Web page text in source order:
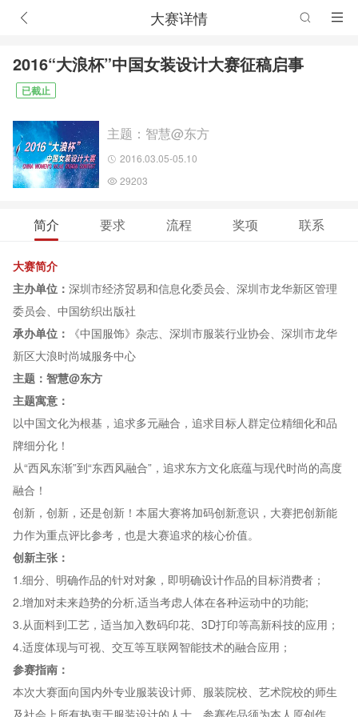
大赛详情
2016“大浪杯”中国女装设计大赛征稿启事
已截止
主题：智慧@东方
2016.03.05-05.10
29203
简介 要求 流程 奖项 联系
大赛简介
主办单位： 深圳市经济贸易和信息化委员会、深圳市龙华新区管理
委员会、中国纺织出版社
承办单位：
《中国服饰》杂志、深圳市服装行业协会、深圳市龙华
新区大浪时尚城服务中心
主题： 智慧@东方
主题寓意：
以中国文化为根基，追求多元融合，追求目标人群定位精细化和品
牌细分化！
从“西风东渐”到“东西风融合”，追求东方文化底蕴与现代时尚的高度
融合！
创新，创新，还是创新！本届大赛将加码创新意识，大赛把创新能
力作为重点评比参考，也是大赛追求的核心价值。
创新主张：
1.细分、明确作品的针对对象，即明确设计作品的目标消费者；
2.增加对未来趋势的分析,适当考虑人体在各种运动中的功能;
3.从面料到工艺，适当加入数码印花、3D打印等高新科技的应用；
4.适度体现与可视、交互等互联网智能技术的融合应用；
参赛指南：
本次大赛面向国内外专业服装设计师、服装院校、艺术院校的师生
及社会上所有热衷于服装设计的人士。参赛作品须为本人原创作